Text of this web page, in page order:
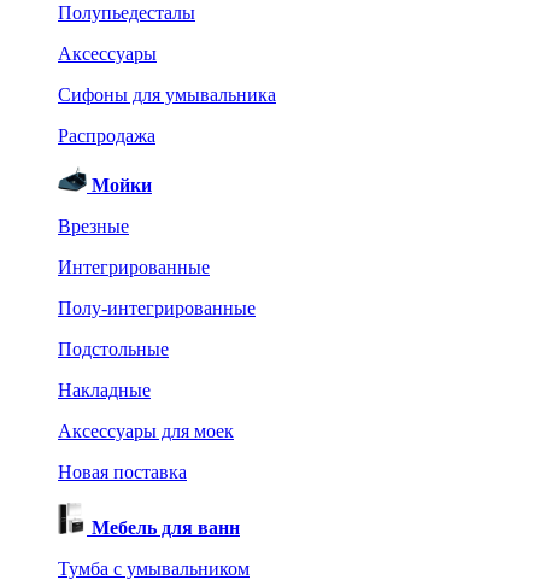
Полупьедесталы
Аксессуары
Сифоны для умывальника
Распродажа
Мойки
Врезные
Интегрированные
Полу-интегрированные
Подстольные
Накладные
Аксессуары для моек
Новая поставка
Мебель для ванн
Тумба с умывальником